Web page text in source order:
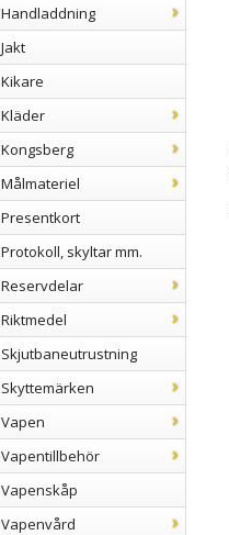
Handladdning
Jakt
Kikare
Kläder
Kongsberg
Målmateriel
Presentkort
Protokoll, skyltar mm.
Reservdelar
Riktmedel
Skjutbaneutrustning
Skyttemärken
Vapen
Vapentillbehör
Vapenskåp
Vapenvård